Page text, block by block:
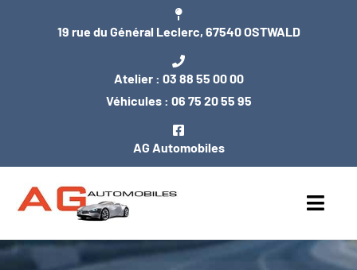
19 rue du Général Leclerc, 67540 OSTWALD
Atelier : 03 88 55 00 00
Véhicules : 06 75 20 55 95
AG Automobiles
ACCUEIL